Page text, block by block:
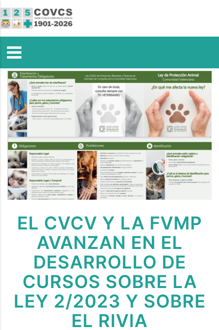
EL CVCV Y LA FVMP
AVANZAN EN EL
DESARROLLO DE
CURSOS SOBRE LA
LEY 2/2023 Y SOBRE
EL RIVIA